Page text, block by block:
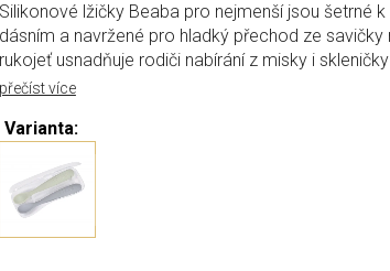
Varianta:
Silikonové lžičky Beaba pro nejmenší jsou šetrné
dásním a navržené pro hladký přechod ze savičky
rukojeť usnadňuje rodiči nabírání z misky i
přečíst více